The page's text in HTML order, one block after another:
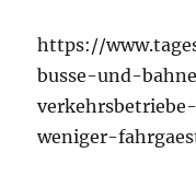
https://
busse-und-
weniger-